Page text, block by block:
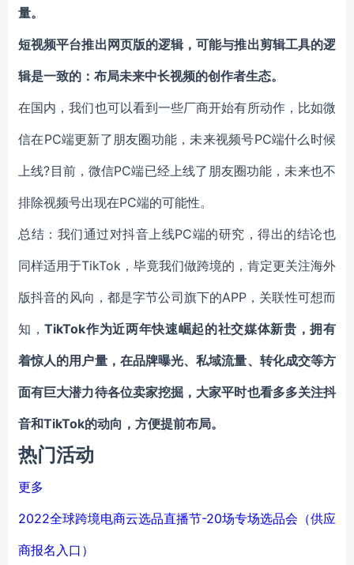
量。
短视频平台推出网页版的逻辑，可能与推出剪辑工具的逻
辑是一致的： 布局未来中长视频的创作者生态。
在国内，我们也可以看到一些厂商开始有所动作，比如微
信在PC端更新了朋友圈功能，未来视频号PC端什么时候
上线?目前，微信PC端已经上线了朋友圈功能，未来也不
排除视频号出现在PC端的可能性。
总结：我们通过对抖音上线PC端的研究，得出的结论也
同样适用于TikTok，毕竟我们做跨境的，肯定更关注海外
版抖音的风向，都是字节公司旗下的APP，关联性可想而
知，TikTok作为近两年快速崛起的社交媒体新贵，拥有
着惊人的用户量，在品牌曝光、私域流量、转化成交等方
面有巨大潜力待各位卖家挖掘，大家平时也看多多关注抖
音和TikTok的动向，方便提前布局。
热门活动
更多
2022全球跨境电商云选品直播节-20场专场选品会（供应
商报名入口）